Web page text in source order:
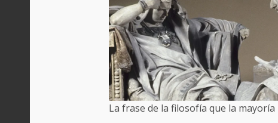
La frase de la filosofía que la